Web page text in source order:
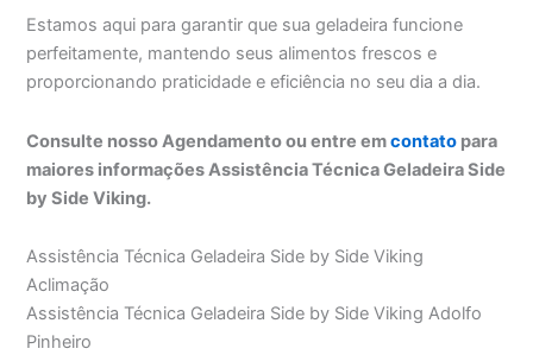
Estamos aqui para garantir que sua geladeira funcione
perfeitamente, mantendo seus alimentos frescos e
proporcionando praticidade e eficiência no seu dia a dia.
Consulte nosso Agendamento ou entre emcontato para
maiores informações Assistência Técnica Geladeira Side
by Side Viking.
Assistência Técnica Geladeira Side by Side Viking
Aclimação
Assistência Técnica Geladeira Side by Side Viking Adolfo
Pinheiro